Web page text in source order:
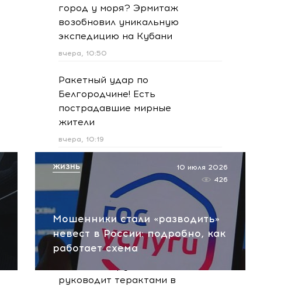
город у моря? Эрмитаж
возобновил уникальную
экспедицию на Кубани
вчера, 10:50
Ракетный удар по
Белгородчине! Есть
пострадавшие мирные
жители
вчера, 10:19
Срочно! В Геленджике и
Новороссийске громко -
работает ПВО:
рекомендуется уйти с
пляжей
вчера, 10:13
НАТО планирует и
руководит терактами в
Мошенники стали «разводить»
невест в России: подробно, как
работает схема
10 июля 2026
426
ЖИЗНЬ